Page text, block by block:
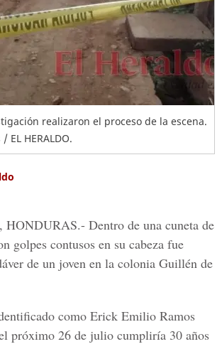
realizaron el proceso de la escena.
EL HERALDO.
HONDURAS.- Dentro de una cuneta de
golpes contusos en su cabeza fue
de un joven en la colonia Guillén de
como Erick Emilio Ramos
próximo 26 de julio cumpliría 30 años